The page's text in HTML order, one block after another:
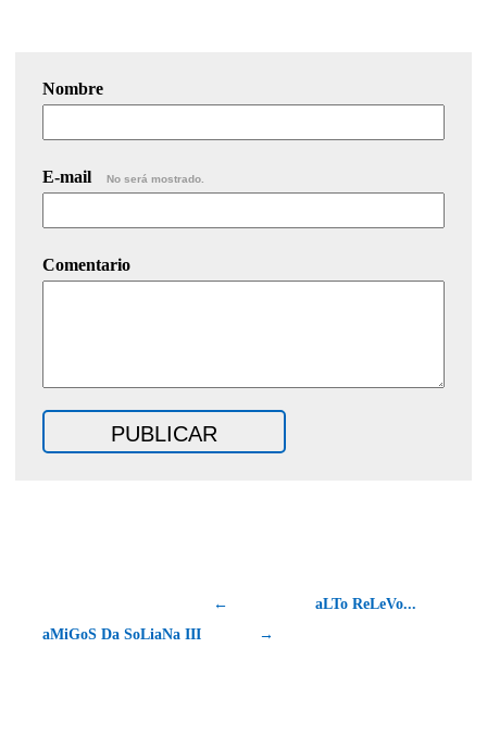
Nombre
E-mail No será mostrado.
Comentario
←
aMiGoS Da SoLiaNa III
aLTo ReLeVo...
→